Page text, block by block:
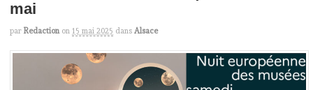
mai
par Redaction on 15 mai 2025 dans Alsace